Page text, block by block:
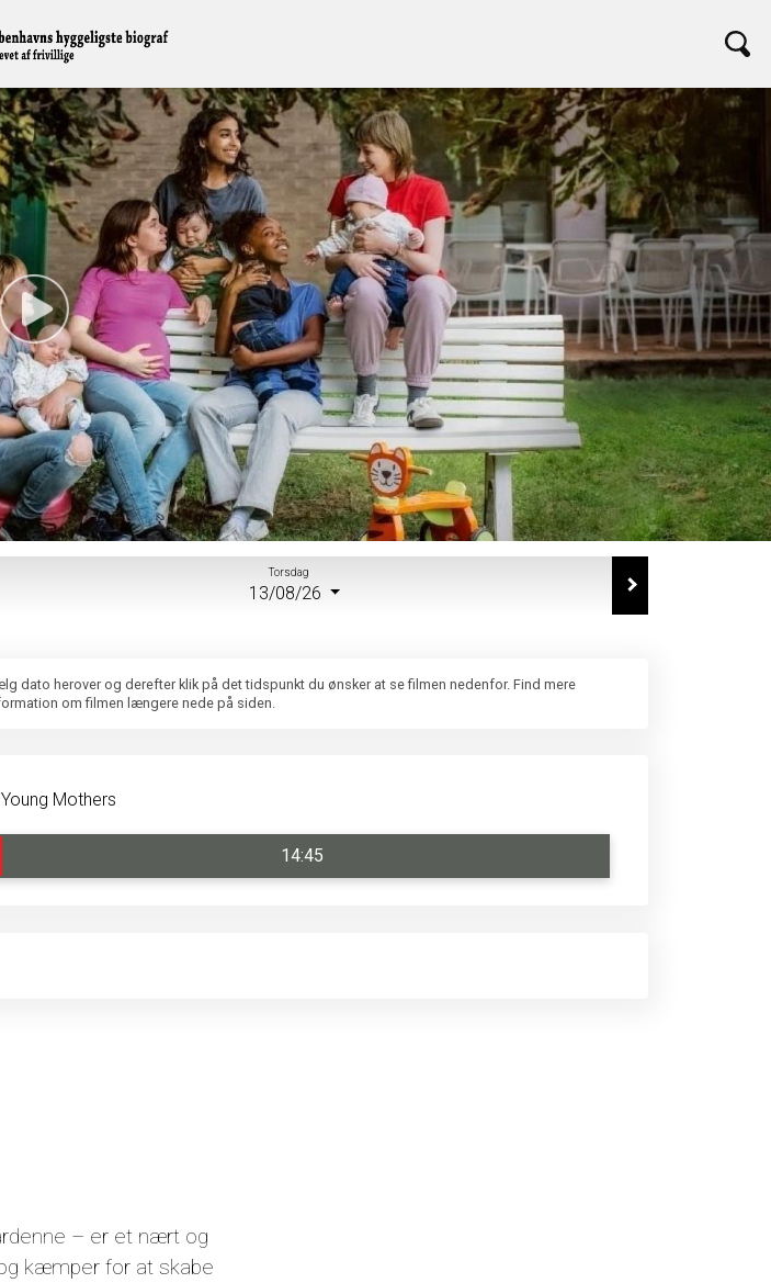
Torsdag
13/08/26
dato herover og derefter klik på det tidspunkt du ønsker at se filmen nedenfor. Find mere
om filmen længere nede på siden.
Young Mothers
14:45
– er et nært og
kæmper for at skabe